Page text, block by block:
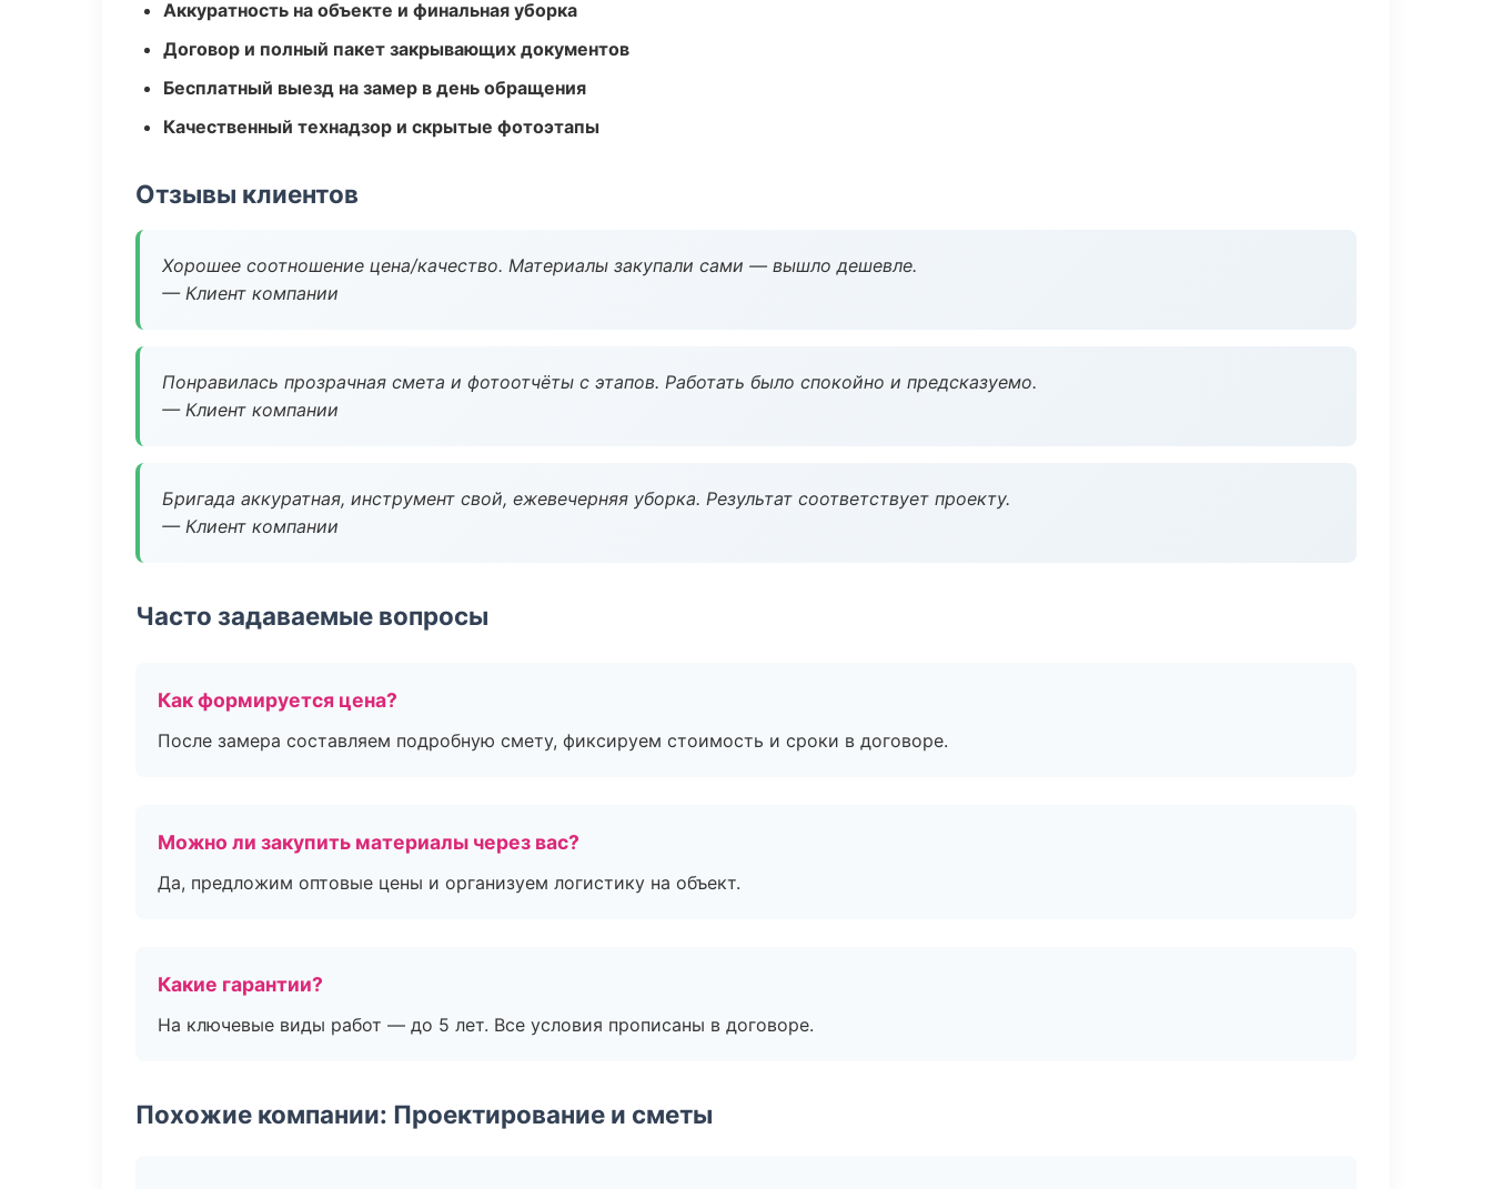
Аккуратность на объекте и финальная уборка
Договор и полный пакет закрывающих документов
Бесплатный выезд на замер в день обращения
Качественный технадзор и скрытые фотоэтапы
Отзывы клиентов
Хорошее соотношение цена/качество. Материалы закупали сами — вышло дешевле.
— Клиент компании
Понравилась прозрачная смета и фотоотчёты с этапов. Работать было спокойно и предсказуемо.
— Клиент компании
Бригада аккуратная, инструмент свой, ежевечерняя уборка. Результат соответствует проекту.
— Клиент компании
Часто задаваемые вопросы
Как формируется цена?
После замера составляем подробную смету, фиксируем стоимость и сроки в договоре.
Можно ли закупить материалы через вас?
Да, предложим оптовые цены и организуем логистику на объект.
Какие гарантии?
На ключевые виды работ — до 5 лет. Все условия прописаны в договоре.
Похожие компании: Проектирование и сметы